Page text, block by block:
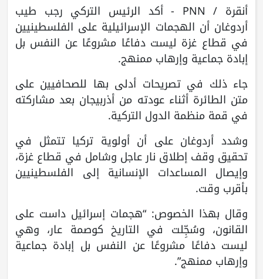
أنقرة / PNN - أكد الرئيس التركي رجب طيب
أردوغان أن الهجمات الإسرائيلية على الفلسطينيين
في قطاع غزة ليست دفاعًا مشروعًا عن النفس بل
إبادة جماعية وإرهاب ممنهج.
جاء ذلك في تصريحات أدلى بها للصحافيين على
متن الطائرة أثناء عودته من أذربيجان بعد مشاركته
في قمة منظمة الدول التركية.
وشدد أردوغان على أن أولوية تركيا تتمثل في
تحقيق وقف إطلاق نار عاجل وشامل في قطاع غزة،
وإيصال المساعدات الإنسانية إلى الفلسطينيين
بأقرب وقت.
وقال بهذا الخصوص: “هجمات إسرائيل داست على
القانون، وسُجِّلت في التاريخ كوصمة عار، وهي
ليست دفاعًا مشروعًا عن النفس بل إبادة جماعية
وإرهاب ممنهج”.